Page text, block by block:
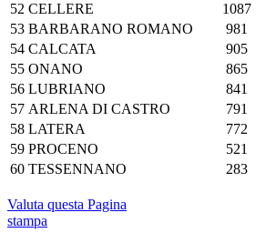
52 CELLERE 1087
53 BARBARANO ROMANO 981
54 CALCATA 905
55 ONANO 865
56 LUBRIANO 841
57 ARLENA DI CASTRO 791
58 LATERA 772
59 PROCENO 521
60 TESSENNANO 283
Valuta questa Pagina
stampa